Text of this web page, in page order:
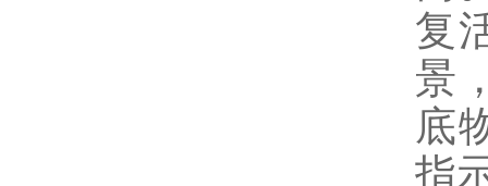
复
景
底
指